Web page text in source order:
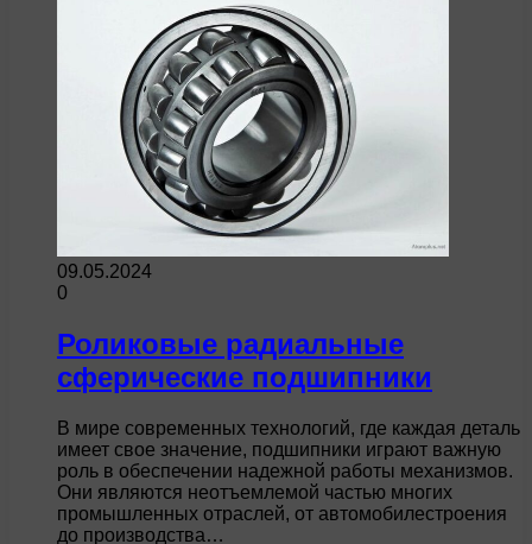
09.05.2024
0
Роликовые радиальные
сферические подшипники
В мире современных технологий, где каждая деталь
имеет свое значение, подшипники играют важную
роль в обеспечении надежной работы механизмов.
Они являются неотъемлемой частью многих
промышленных отраслей, от автомобилестроения
до производства…